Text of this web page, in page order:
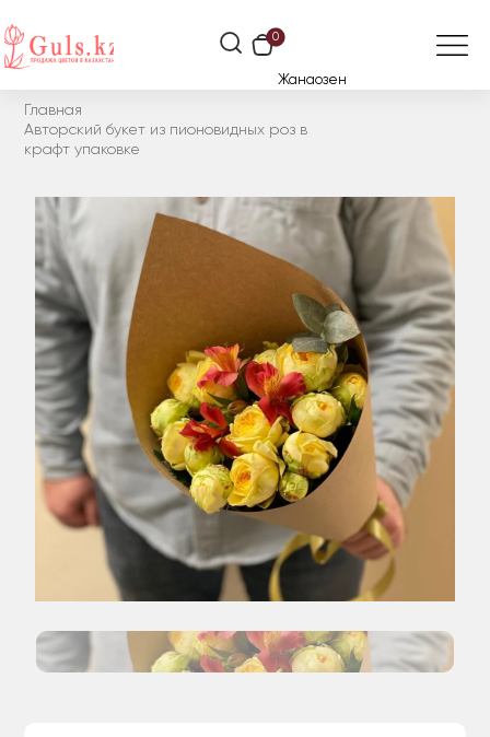
0
Жанаозен
Главная
Авторский букет из пионовидных роз в
крафт упаковке